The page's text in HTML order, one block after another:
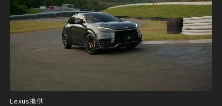
Lexus提供